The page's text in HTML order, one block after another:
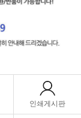
인쇄게시판